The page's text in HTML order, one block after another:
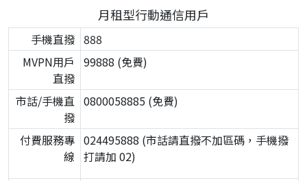
月租型行動通信用戶
手機直撥 888
MVPN用戶
直撥
99888 (免費)
市話/手機直
撥
0800058885 (免費)
付費服務專
線
024495888 (市話請直撥不加區碼，手機撥
打請加 02)